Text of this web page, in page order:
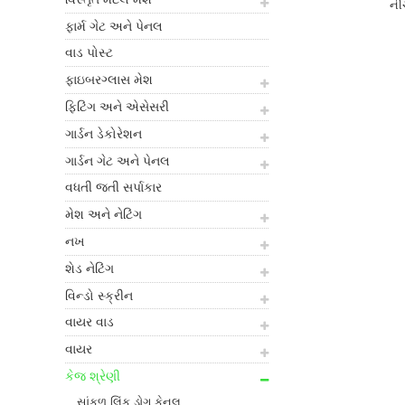
ફાર્મ ગેટ અને પેનલ
વાડ પોસ્ટ
ફાઇબરગ્લાસ મેશ
ફિટિંગ અને એસેસરી
ગાર્ડન ડેકોરેશન
ગાર્ડન ગેટ અને પેનલ
વધતી જતી સર્પાકાર
મેશ અને નેટિંગ
નખ
શેડ નેટિંગ
વિન્ડો સ્ક્રીન
વાયર વાડ
વાયર
કેજ શ્રેણી
સાંકળ લિંક ડોગ કેનલ